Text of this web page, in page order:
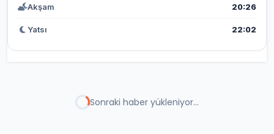
Akşam 20:26
Yatsı 22:02
EKONOMİ